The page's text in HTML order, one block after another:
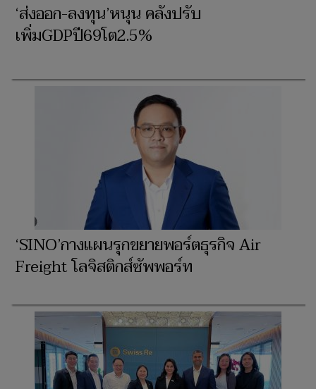
‘ส่งออก-ลงทุน’หนุน คลังปรับ
เพิ่มGDPปี69โต2.5%
‘SINO’กางแผนรุกขยายพอร์ตธุรกิจ Air
Freight โลจิสติกส์ซัพพอร์ท